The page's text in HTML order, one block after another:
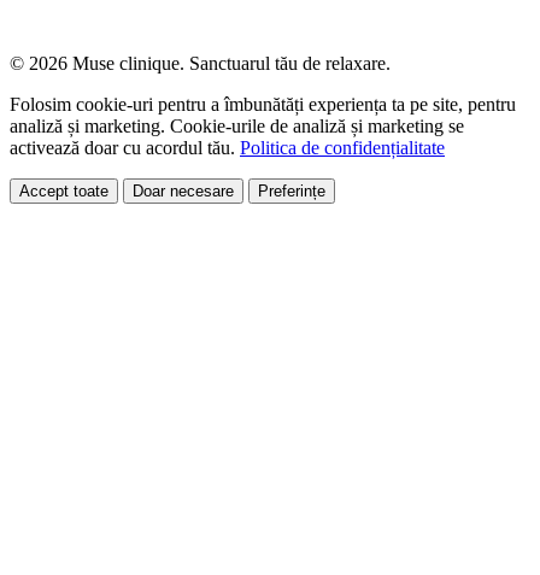
© 2026 Muse clinique. Sanctuarul tău de relaxare.
Folosim cookie-uri pentru a îmbunătăți experiența ta pe site, pentru
analiză și marketing. Cookie-urile de analiză și marketing se
activează doar cu acordul tău. Politica de confidențialitate
Accept toate Doar necesare Preferințe